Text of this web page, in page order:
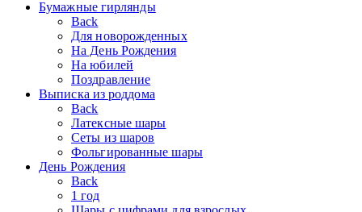
Бумажные гирлянды
Back
Для новорожденных
На День Рождения
На юбилей
Поздравление
Выписка из роддома
Back
Латексные шары
Сеты из шаров
Фольгированные шары
День Рождения
Back
1 год